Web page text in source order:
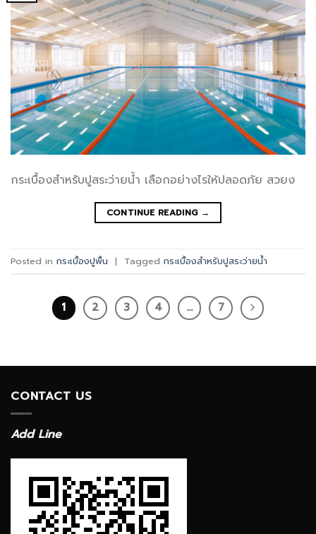
กระเบื้องสำหรับปูสระว่ายน้ำ เลือกอย่างไรให้ปลอดภัย สวยง
CONTINUE READING →
Posted in กระเบื้องปูพื้น | Tagged กระเบื้องสำหรับปูสระว่ายน้ำ
1 2 3 4 … 7
CONTACT US
Add Line